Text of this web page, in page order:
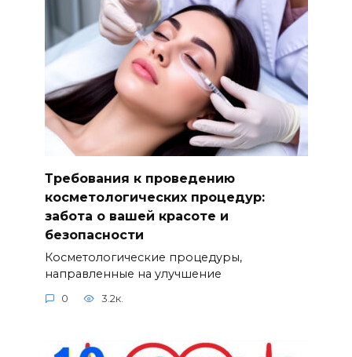
Требования к проведению
косметологических процедур:
забота о вашей красоте и
безопасности
Косметологические процедуры,
направленные на улучшение
0 3.2к.